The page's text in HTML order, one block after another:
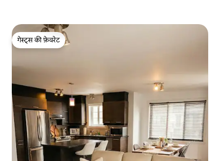
गेस्ट्स की फ़ेवरेट
गेस्ट्स की फ़ेवरेट